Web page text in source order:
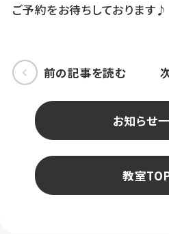
ご予約をお待ちしております♪
前の記事を読む
お知らせ
教室